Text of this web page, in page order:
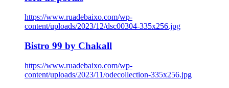
https://www.ruadebaixo.com/wp-
content/uploads/2023/12/dsc00304-335x256.jpg
Bistro 99 by Chakall
https://www.ruadebaixo.com/wp-
content/uploads/2023/11/odecollection-335x256.jpg